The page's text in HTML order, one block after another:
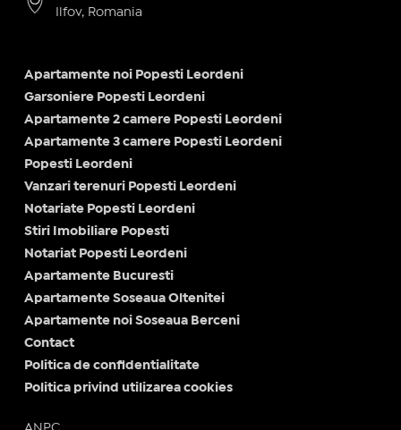
Ilfov, Romania
Apartamente noi Popesti Leordeni
Garsoniere Popesti Leordeni
Apartamente 2 camere Popesti Leordeni
Apartamente 3 camere Popesti Leordeni
Popesti Leordeni
Vanzari terenuri Popesti Leordeni
Notariate Popesti Leordeni
Stiri Imobiliare Popesti
Notariat Popesti Leordeni
Apartamente Bucuresti
Apartamente Soseaua Oltenitei
Apartamente noi Soseaua Berceni
Contact
Politica de confidentialitate
Politica privind utilizarea cookies